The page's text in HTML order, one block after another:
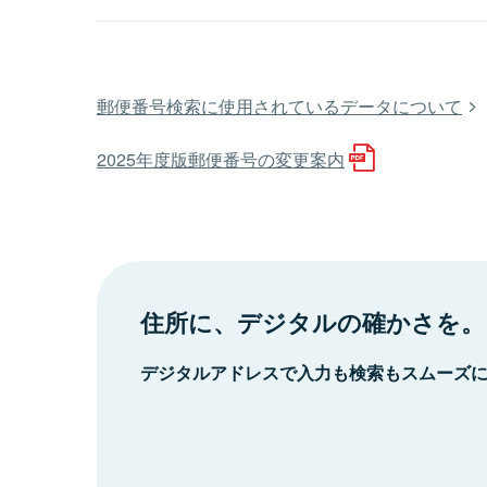
郵便番号検索に使用されているデータについて
2025年度版郵便番号の変更案内
住所に、デジタルの確かさを。
デジタルアドレスで入力も検索もスムーズ